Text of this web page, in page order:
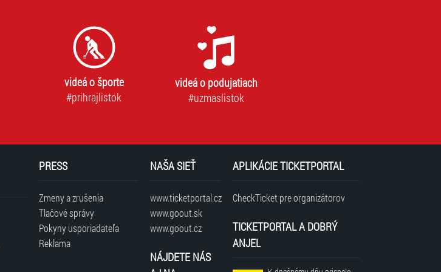
videá o športe
#prihrajlistok
videá o podujatiach
#uzmaslistok
PRESS
Zmeny a zrušenia
Tlačové správy
Pokyny usporiadateľa
Reklama
NAŠA SIEŤ
www.ticketportal.cz
www.goout.sk
www.goout.cz
NÁJDETE NÁS
APLIKÁCIE TICKETPORTAL
CheckTicket pre organizátorov
TICKETPORTAL A DOBRÝ
ANJEL